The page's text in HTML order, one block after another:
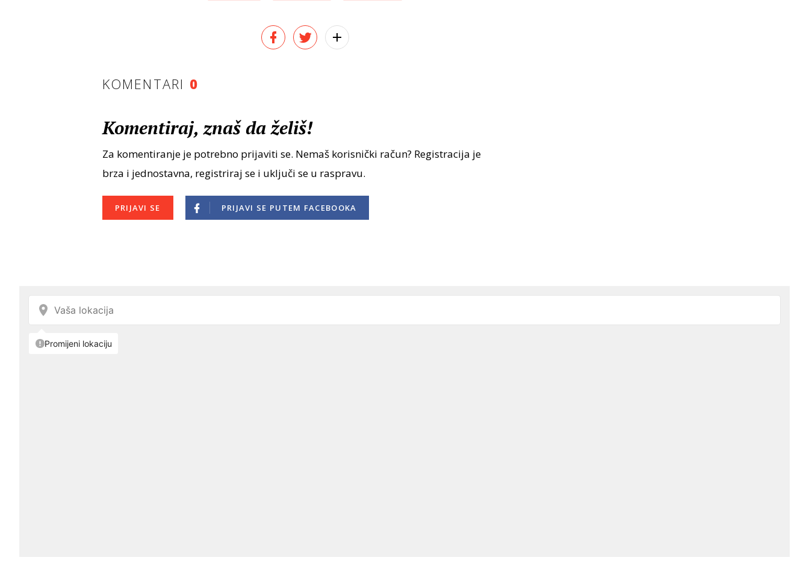
KOMENTARI 0
Komentiraj, znaš da želiš!
Za komentiranje je potrebno prijaviti se. Nemaš korisnički račun? Registracija je
brza i jednostavna, registriraj se i uključi se u raspravu.
PRIJAVI SE PRIJAVI SE PUTEM FACEBOOKA